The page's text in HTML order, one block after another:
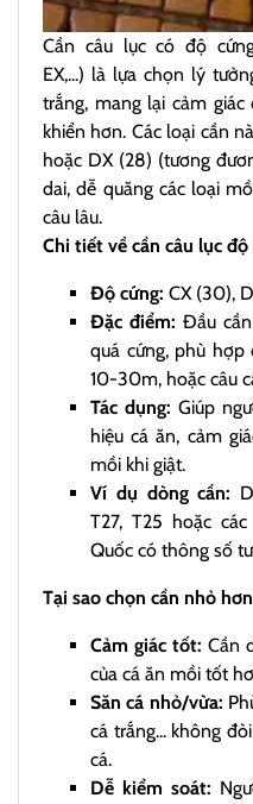
Cần câu lục có độ
EX,...) là lựa chọn lý
trắng, mang lại cảm
khiển hơn. Các loại cần
hoặc DX (28) (tương
dai, dễ quăng các loại
câu lâu.
Chi tiết về cần câu lục
Độ cứng: CX (30),
Đặc điểm: Đầu
quá cứng, phù
10-30m, hoặc câu
Tác dụng: Giúp
hiệu cá ăn, cảm
mồi khi giật.
Ví dụ dòng cần:
T27, T25 hoặc
Quốc có thông số
Tại sao chọn cần nhỏ
Cảm giác tốt: Cần
của cá ăn mồi tốt
Săn cá nhỏ/vừa:
cá trắng... không
cá.
Dễ kiểm soát: